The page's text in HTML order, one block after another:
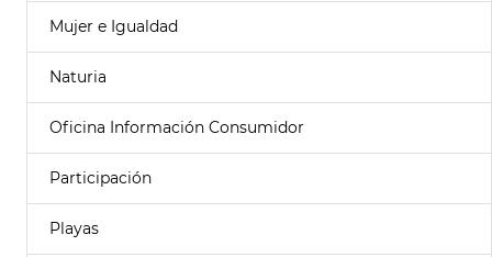
Mujer e Igualdad
Naturia
Oficina Información Consumidor
Participación
Playas